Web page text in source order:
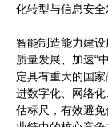
化转型与信息安全
智能制造能力建
质量发展、加速“
定具有重大的国
进数字化、网络
估标尺，有效避